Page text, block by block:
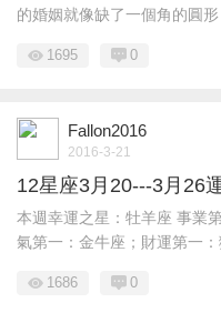
的婚姻就像缺了一個角的圓形
1695 0
Fallon2016
2016-3-21
12星座3月20---3月26
本週幸運之星：牡羊座 事業
氣第一：金牛座；財運第一：
1686 0